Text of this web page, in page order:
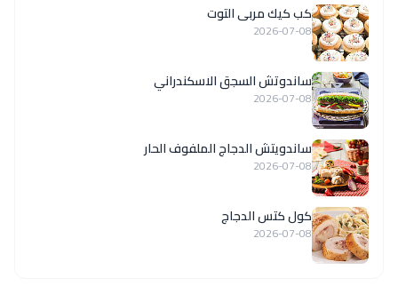
كب كيك مربى التوت
2026-07-08
ساندوتش السجق الاسكندراني
2026-07-08
ساندويتش الدجاج الملفوف الحار
2026-07-08
كول كتس الدجاج
2026-07-08